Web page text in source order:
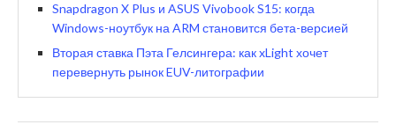
Snapdragon X Plus и ASUS Vivobook S15: когда
Windows-ноутбук на ARM становится бета-версией
Вторая ставка Пэта Гелсингера: как xLight хочет
перевернуть рынок EUV-литографии